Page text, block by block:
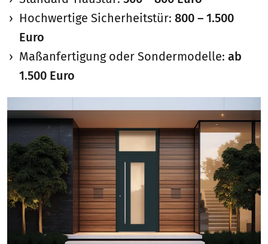
Hochwertige Sicherheitstür: 800 – 1.500
Euro
Maßanfertigung oder Sondermodelle: ab
1.500 Euro